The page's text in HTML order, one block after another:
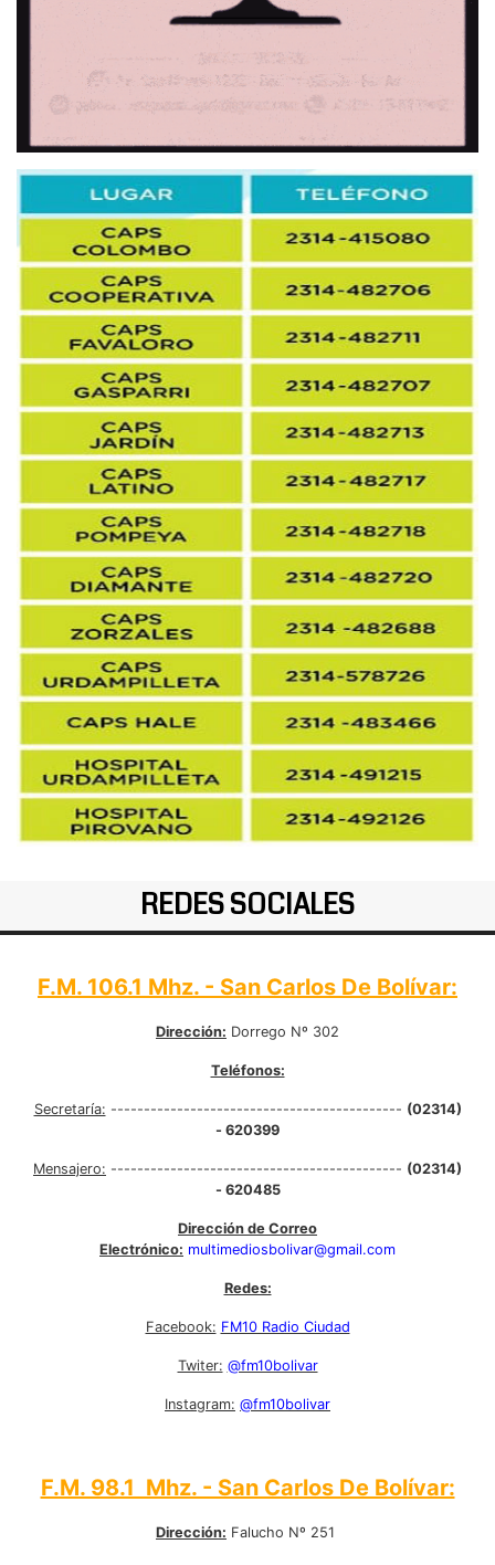
REDES SOCIALES
F.M. 106.1 Mhz. - San Carlos De Bolívar:
Dirección: Dorrego Nº 302
Teléfonos:
Secretaría: -------------------------------------------- (02314)
- 620399
Mensajero: -------------------------------------------- (02314)
- 620485
Dirección de Correo
Electrónico: multimediosbolivar@gmail.com
Redes:
Facebook: FM10 Radio Ciudad
Twiter: @fm10bolivar
Instagram: @fm10bolivar
F.M. 98.1 Mhz. - San Carlos De Bolívar:
Dirección: Falucho Nº 251